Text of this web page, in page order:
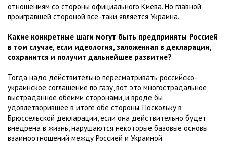
отношениям со стороны официального Киева. Но главной
проигравшей стороной все-таки является Украина.
Какие конкретные шаги могут быть предприняты Россией
в том случае, если идеология, заложенная в декларации,
сохранится и получит дальнейшее развитие?
Тогда надо действительно пересматривать российско-
украинское соглашение по газу, вот это многострадальное,
выстраданное обеими сторонами, и вроде бы
удовлетворившее в итоге обе стороны. Поскольку в
Брюссельской декларации, если она действительно будет
внедрена в жизнь, нарушаются некоторые базовые основы
взаимоотношений между Россией и Украиной.